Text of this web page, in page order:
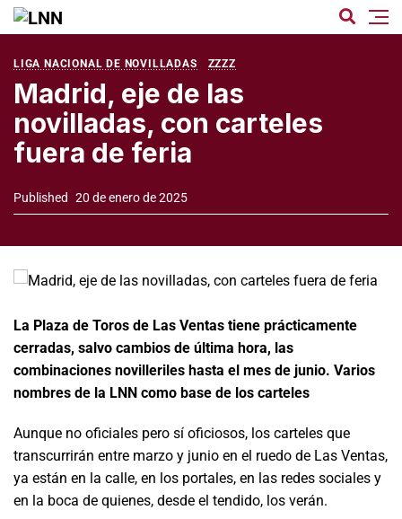
LIGA NACIONAL DE NOVILLADAS ZZZZ
Madrid, eje de las
novilladas, con carteles
fuera de feria
Published 20 de enero de 2025
La Plaza de Toros de Las Ventas tiene prácticamente
cerradas, salvo cambios de última hora, las
combinaciones novilleriles hasta el mes de junio. Varios
nombres de la LNN como base de los carteles
Aunque no oficiales pero sí oficiosos, los carteles que
transcurrirán entre marzo y junio en el ruedo de Las Ventas,
ya están en la calle, en los portales, en las redes sociales y
en la boca de quienes, desde el tendido, los verán.